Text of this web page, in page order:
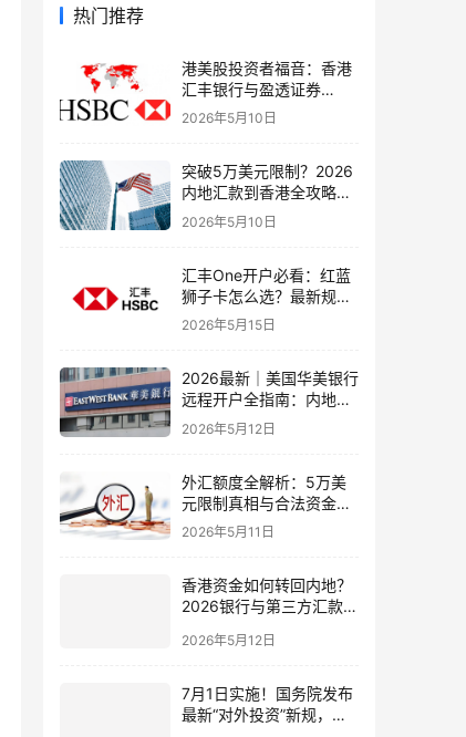
热门推荐
港美股投资者福音：香港
汇丰银行与盈透证券
（IBKR）绑定入金全流
2026年5月10日
突破5万美元限制？2026
内地汇款到香港全攻略：
4种合法路径、手续费对
比与避坑指南
2026年5月10日
汇丰One开户必看：红蓝
狮子卡怎么选？最新规则
+补办攻略+5个避坑指南
2026年5月15日
2026最新｜美国华美银行
远程开户全指南：内地居
民足不出户办理美股与跨
境账户实操解析
2026年5月12日
外汇额度全解析：5万美
元限制真相与合法资金出
境通道
2026年5月11日
香港资金如何转回内地？
2026银行与第三方汇款全
2026年5月12日
7月1日实施！国务院发布
最新“对外投资”新规，炒